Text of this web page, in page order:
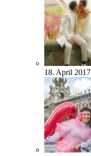
18. April 2017